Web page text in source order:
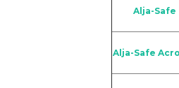
Alja-Safe
Alja-Safe